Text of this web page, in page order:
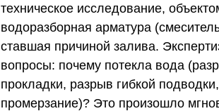
техническое исследование,
водоразборная арматура
ставшая причиной залива.
вопросы: почему потекла вода
прокладки, разрыв гибкой
промерзание)? Это произошло